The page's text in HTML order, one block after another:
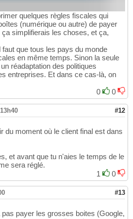
quelques règles fiscales qui
(numérique ou autre) de payer
simplifierais les choses, et ça,
que tous les pays du monde
en même temps. Sinon la seule
réadaptation des politiques
entreprises. Et dans ce cas-là, on
0
0
#12
du moment où le client final est dans
et avant que tu n'aies le temps de le
sera réglé.
1
0
#13
payer les grosses boites (Google,